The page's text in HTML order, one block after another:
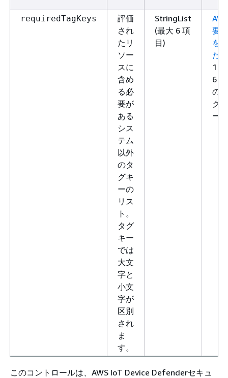
requiredTagKeys
評価
され
たリ
ソー
スに
含め
る必
要が
ある
シス
テム
以外
のタ
グキ
ーの
リス
ト。
タグ
キー
では
大文
字と
小文
字が
区別
され
ま
す。
StringList
(最大 6 項
目)
要件
を満
たす
1～
6 個
のタ
グキ
ー。
このコントロールは、AWS IoT Device Defenderセキュ